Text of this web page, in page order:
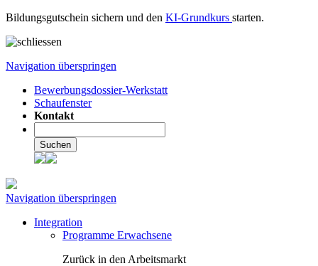
Bildungsgutschein sichern und den KI-Grundkurs starten.
Navigation überspringen
Bewerbungsdossier-Werkstatt
Schaufenster
Kontakt
Suchen
Navigation überspringen
Integration
Programme Erwachsene
Zurück in den Arbeitsmarkt